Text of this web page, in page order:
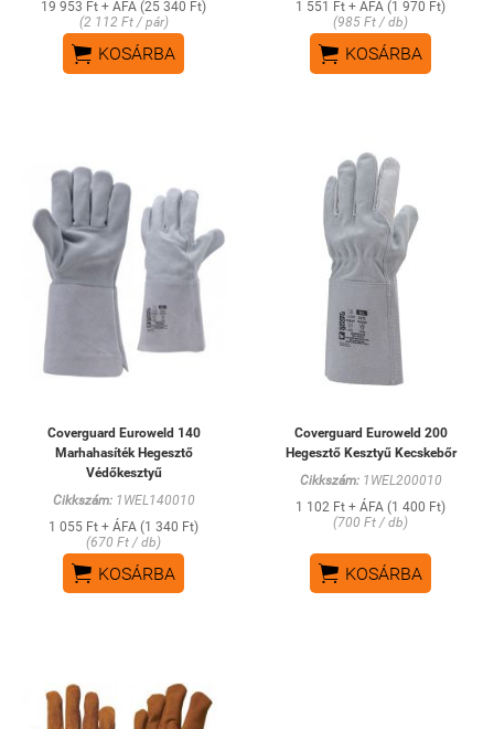
19 953 Ft + ÁFA (25 340 Ft)
(2 112 Ft / pár)
 KOSÁRBA
1 551 Ft + ÁFA (1 970 Ft)
(985 Ft / db)
 KOSÁRBA
Coverguard Euroweld 140
Marhahasíték Hegesztő
Védőkesztyű
Cikkszám:1WEL140010
1 055 Ft + ÁFA (1 340 Ft)
(670 Ft / db)
 KOSÁRBA
Coverguard Euroweld 200
Hegesztő Kesztyű Kecskebőr
Cikkszám:1WEL200010
1 102 Ft + ÁFA (1 400 Ft)
(700 Ft / db)
 KOSÁRBA